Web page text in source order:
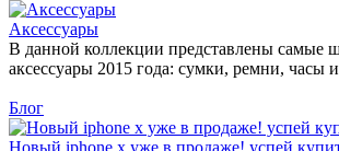
Аксессуары
В данной коллекции представлены самые
аксессуары 2015 года: сумки, ремни, часы
Блог
Новый iphone x уже в продаже! успей